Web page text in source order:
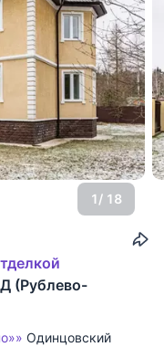
1/ 18
(Рублево-
Одинцовский